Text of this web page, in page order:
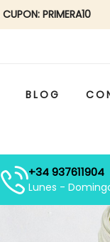
CUPON: PRIMERA10
BLOG
+34 937611904
Lunes -